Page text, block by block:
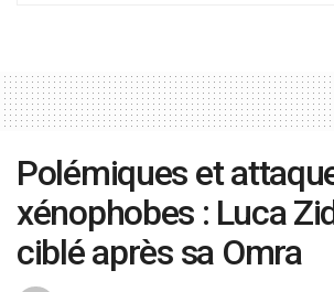
Polémiques et
xénophobes : Luca
ciblé après sa Omra